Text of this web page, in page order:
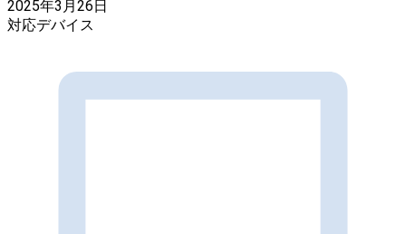
2025年3月26日
対応デバイス